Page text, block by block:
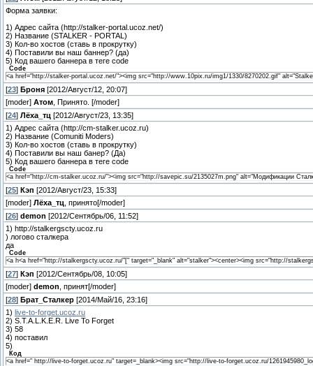
Форма заявки:
1) Адрес сайта (http://stalker-portal.ucoz.net/)
2) Название (STALKER - PORTAL)
3) Кол-во хостов (ставь в прокрутку)
4) Поставили вы наш баннер? (да)
5) Код вашего баннера в теге code
Code
<a href="http://stalker-portal.ucoz.net/"><img src="http://www.10pix.ru/img1/1330/8270202.gif"
[23] Броня [2012/Август/12, 20:07]
[moder] Атом , Принято. [/moder]
[24] Лёха_тц [2012/Август/23, 13:35]
1) Адрес сайта (http://cm-stalker.ucoz.ru)
2) Название (Comuniti Moders)
3) Кол-во хостов (ставь в прокрутку)
4) Поставили вы наш банер? (Да)
5) Код вашего баннера в теге code
Code
<a href="http://cm-stalker.ucoz.ru/"><img src="http://savepic.su/2135027m.png" alt="Модификации
[25] Кэп [2012/Август/23, 15:33]
[moder] Лёха_тц , принято[/moder]
[26] demon [2012/Сентябрь/06, 11:52]
1) http://stalkergscty.ucoz.ru
) логово сталкера
да
Code
<a h<a href="http://stalkergscty.ucoz.ru/"[" target="_blank" alt="stalker"><center><img src="http://
[27] Кэп [2012/Сентябрь/08, 10:05]
[moder] demon , принят[/moder]
[28] Брат_Сталкер [2014/Май/16, 23:16]
1) live-to-forget.ucoz.ru
2) S.T.A.L.K.E.R. Live To Forget
3) 58
4) поставил
5)
Код
<a href=" http://live-to-forget.ucoz.ru" target=_blank><img src="http://live-to-forget.ucoz.ru/